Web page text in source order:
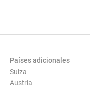
Países adicionales
Suiza
Austria